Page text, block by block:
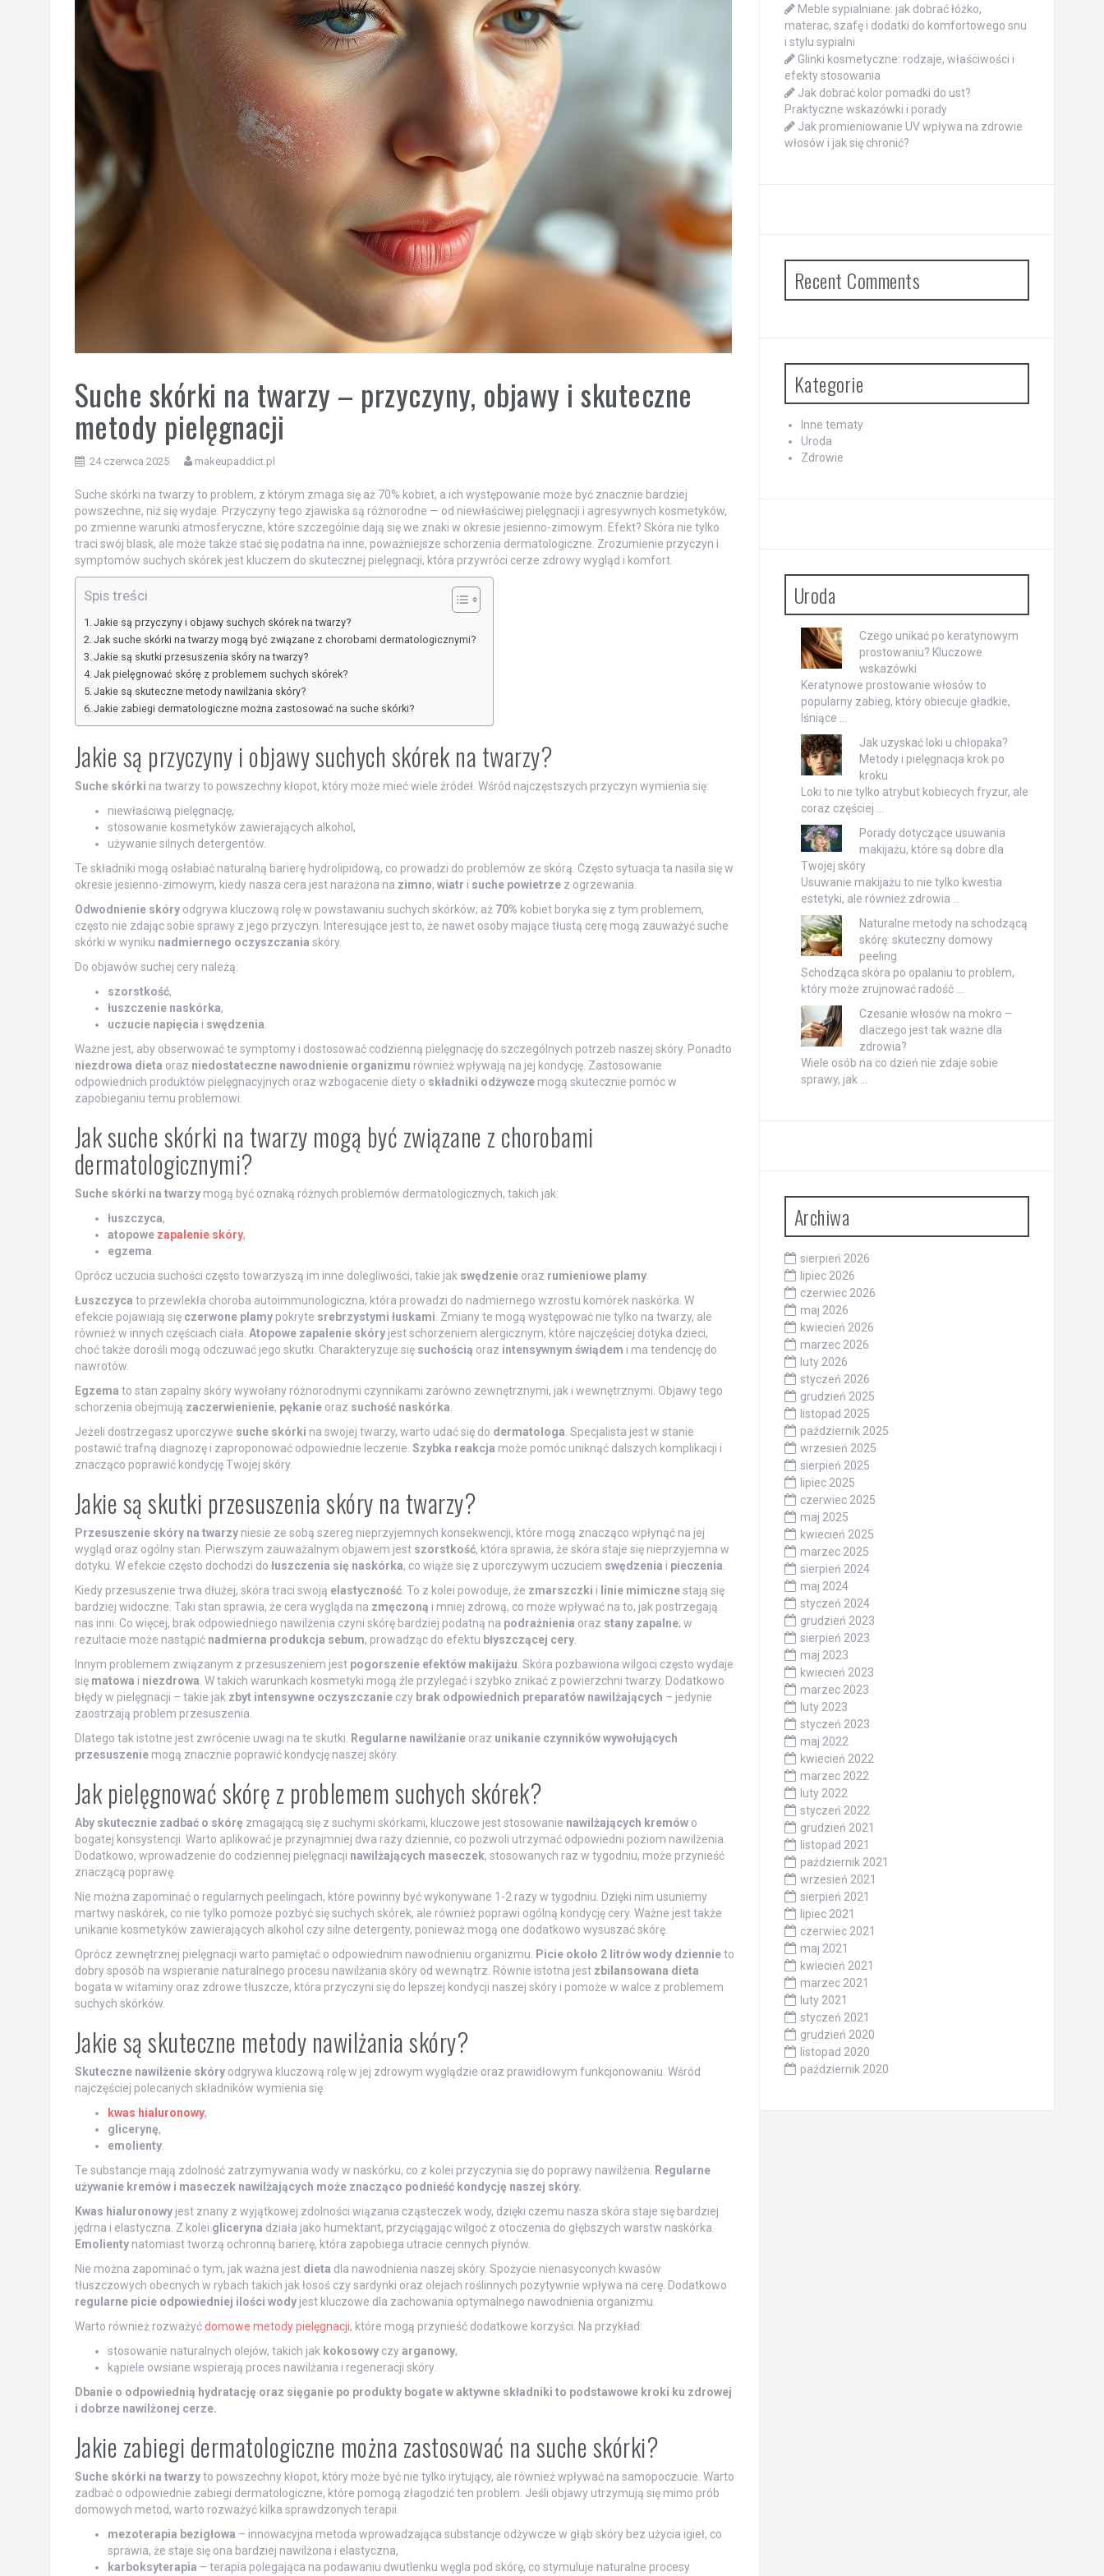
Suche skórki na twarzy – przyczyny, objawy i skuteczne
metody pielęgnacji
24 czerwca 2025 makeupaddict.pl
Suche skórki na twarzy to problem, z którym zmaga się aż 70% kobiet, a ich występowanie może być znacznie bardziej
powszechne, niż się wydaje. Przyczyny tego zjawiska są różnorodne — od niewłaściwej pielęgnacji i agresywnych kosmetyków,
po zmienne warunki atmosferyczne, które szczególnie dają się we znaki w okresie jesienno-zimowym. Efekt? Skóra nie tylko
traci swój blask, ale może także stać się podatna na inne, poważniejsze schorzenia dermatologiczne. Zrozumienie przyczyn i
symptomów suchych skórek jest kluczem do skutecznej pielęgnacji, która przywróci cerze zdrowy wygląd i komfort.
Spis treści
Jakie są przyczyny i objawy suchych skórek na twarzy?
Jak suche skórki na twarzy mogą być związane z chorobami dermatologicznymi?
Jakie są skutki przesuszenia skóry na twarzy?
Jak pielęgnować skórę z problemem suchych skórek?
Jakie są skuteczne metody nawilżania skóry?
Jakie zabiegi dermatologiczne można zastosować na suche skórki?
Jakie są przyczyny i objawy suchych skórek na twarzy?
Suche skórki na twarzy to powszechny kłopot, który może mieć wiele źródeł. Wśród najczęstszych przyczyn wymienia się:
niewłaściwą pielęgnację,
stosowanie kosmetyków zawierających alkohol,
używanie silnych detergentów.
Te składniki mogą osłabiać naturalną barierę hydrolipidową, co prowadzi do problemów ze skórą. Często sytuacja ta nasila się w
okresie jesienno-zimowym, kiedy nasza cera jest narażona na zimno, wiatr i suche powietrzez ogrzewania.
Odwodnienie skóryodgrywa kluczową rolę w powstawaniu suchych skórków; aż 70% kobiet boryka się z tym problemem,
często nie zdając sobie sprawy z jego przyczyn. Interesujące jest to, że nawet osoby mające tłustą cerę mogą zauważyć suche
skórki w wyniku nadmiernego oczyszczania skóry.
Do objawów suchej cery należą:
szorstkość,
łuszczenie naskórka,
uczucie napięcia i swędzenia
Ważne jest, aby obserwować te symptomy i dostosować codzienną pielęgnację do szczególnych potrzeb naszej skóry. Ponadto
niezdrowa dieta oraz niedostateczne nawodnienie organizmu również wpływają na jej kondycję. Zastosowanie
odpowiednich produktów pielęgnacyjnych oraz wzbogacenie diety o składniki odżywczemogą skutecznie pomóc w
zapobieganiu temu problemowi.
Jak suche skórki na twarzy mogą być związane z chorobami
dermatologicznymi?
Suche skórki na twarzymogą być oznaką różnych problemów dermatologicznych, takich jak:
łuszczyca,
atopowe zapalenie skóry,
egzema
Oprócz uczucia suchości często towarzyszą im inne dolegliwości, takie jak swędzenieoraz rumieniowe plamy.
Łuszczyca to przewlekła choroba autoimmunologiczna, która prowadzi do nadmiernego wzrostu komórek naskórka. W
efekcie pojawiają się czerwone plamypokryte srebrzystymi łuskami . Zmiany te mogą występować nie tylko na twarzy, ale
również w innych częściach ciała. Atopowe zapalenie skóryjest schorzeniem alergicznym, które najczęściej dotyka dzieci,
choć także dorośli mogą odczuwać jego skutki. Charakteryzuje się suchością oraz intensywnym świądem i ma tendencję do
nawrotów.
Egzema to stan zapalny skóry wywołany różnorodnymi czynnikami zarówno zewnętrznymi, jak i wewnętrznymi. Objawy tego
schorzenia obejmują zaczerwienienie, pękanieoraz suchość naskórka
Jeżeli dostrzegasz uporczywe suche skórki na swojej twarzy, warto udać się do dermatologa . Specjalista jest w stanie
postawić trafną diagnozę i zaproponować odpowiednie leczenie. Szybka reakcja może pomóc uniknąć dalszych komplikacji i
znacząco poprawić kondycję Twojej skóry.
Jakie są skutki przesuszenia skóry na twarzy?
Przesuszenie skóry na twarzyniesie ze sobą szereg nieprzyjemnych konsekwencji, które mogą znacząco wpłynąć na jej
wygląd oraz ogólny stan. Pierwszym zauważalnym objawem jest szorstkość, która sprawia, że skóra staje się nieprzyjemna w
dotyku. W efekcie często dochodzi do łuszczenia się naskórka, co wiąże się z uporczywym uczuciem swędzenia i pieczenia
Kiedy przesuszenie trwa dłużej, skóra traci swoją elastyczność. To z kolei powoduje, że zmarszczki i linie mimicznestają się
bardziej widoczne. Taki stan sprawia, że cera wygląda na zmęczoną i mniej zdrową, co może wpływać na to, jak postrzegają
nas inni. Co więcej, brak odpowiedniego nawilżenia czyni skórę bardziej podatną na podrażnienia oraz stany zapalne; w
rezultacie może nastąpić nadmierna produkcja sebum, prowadząc do efektu błyszczącej cery.
Innym problemem związanym z przesuszeniem jest pogorszenie efektów makijażu . Skóra pozbawiona wilgoci często wydaje
się matowa i niezdrowa . W takich warunkach kosmetyki mogą źle przylegać i szybko znikać z powierzchni twarzy. Dodatkowo
błędy w pielęgnacji – takie jak zbyt intensywne oczyszczanieczy brak odpowiednich preparatów nawilżających – jedynie
zaostrzają problem przesuszenia.
Dlatego tak istotne jest zwrócenie uwagi na te skutki. Regularne nawilżanieoraz unikanie czynników wywołujących
przesuszeniemogą znacznie poprawić kondycję naszej skóry.
Jak pielęgnować skórę z problemem suchych skórek?
Aby skutecznie zadbać o skórę zmagającą się z suchymi skórkami, kluczowe jest stosowanie nawilżających kremówo
bogatej konsystencji. Warto aplikować je przynajmniej dwa razy dziennie, co pozwoli utrzymać odpowiedni poziom nawilżenia.
Dodatkowo, wprowadzenie do codziennej pielęgnacji nawilżających maseczek, stosowanych raz w tygodniu, może przynieść
znaczącą poprawę.
Nie można zapominać o regularnych peelingach, które powinny być wykonywane 1-2 razy w tygodniu. Dzięki nim usuniemy
martwy naskórek, co nie tylko pomoże pozbyć się suchych skórek, ale również poprawi ogólną kondycję cery. Ważne jest także
unikanie kosmetyków zawierających alkohol czy silne detergenty, ponieważ mogą one dodatkowo wysuszać skórę.
Oprócz zewnętrznej pielęgnacji warto pamiętać o odpowiednim nawodnieniu organizmu. Picie około 2 litrów wody dziennieto
dobry sposób na wspieranie naturalnego procesu nawilżania skóry od wewnątrz. Równie istotna jest zbilansowana dieta
bogata w witaminy oraz zdrowe tłuszcze, która przyczyni się do lepszej kondycji naszej skóry i pomoże w walce z problemem
suchych skórków.
Jakie są skuteczne metody nawilżania skóry?
Skuteczne nawilżenie skóryodgrywa kluczową rolę w jej zdrowym wyglądzie oraz prawidłowym funkcjonowaniu. Wśród
najczęściej polecanych składników wymienia się:
kwas hialuronowy,
glicerynę,
emolienty.
Te substancje mają zdolność zatrzymywania wody w naskórku, co z kolei przyczynia się do poprawy nawilżenia. Regularne
używanie kremów i maseczek nawilżających może znacząco podnieść kondycję naszej skóry.
Kwas hialuronowyjest znany z wyjątkowej zdolności wiązania cząsteczek wody, dzięki czemu nasza skóra staje się bardziej
jędrna i elastyczna. Z kolei gliceryna działa jako humektant, przyciągając wilgoć z otoczenia do głębszych warstw naskórka.
Emolientynatomiast tworzą ochronną barierę, która zapobiega utracie cennych płynów.
Nie można zapominać o tym, jak ważna jest dieta dla nawodnienia naszej skóry. Spożycie nienasyconych kwasów
tłuszczowych obecnych w rybach takich jak łosoś czy sardynki oraz olejach roślinnych pozytywnie wpływa na cerę. Dodatkowo
regularne picie odpowiedniej ilości wodyjest kluczowe dla zachowania optymalnego nawodnienia organizmu.
Warto również rozważyćdomowe metody pielęgnacji, które mogą przynieść dodatkowe korzyści. Na przykład:
stosowanie naturalnych olejów, takich jak kokosowyczyarganowy,
kąpiele owsiane wspierają proces nawilżania i regeneracji skóry.
Dbanie o odpowiednią hydratację oraz sięganie po produkty bogate w aktywne składniki to podstawowe kroki ku zdrowej
i dobrze nawilżonej cerze.
Jakie zabiegi dermatologiczne można zastosować na suche skórki?
Suche skórki na twarzyto powszechny kłopot, który może być nie tylko irytujący, ale również wpływać na samopoczucie. Warto
zadbać o odpowiednie zabiegi dermatologiczne, które pomogą złagodzić ten problem. Jeśli objawy utrzymują się mimo prób
domowych metod, warto rozważyć kilka sprawdzonych terapii.
mezoterapia bezigłowa – innowacyjna metoda wprowadzająca substancje odżywcze w głąb skóry bez użycia igieł, co
sprawia, że staje się ona bardziej nawilżona i elastyczna,
karboksyterapia – terapia polegająca na podawaniu dwutlenku węgla pod skórę, co stymuluje naturalne procesy
Meble sypialniane: jak dobrać łóżko,
materac, szafę i dodatki do komfortowego snu
i stylu sypialni
Glinki kosmetyczne: rodzaje, właściwości i
efekty stosowania
Jak dobrać kolor pomadki do ust?
Praktyczne wskazówki i porady
Jak promieniowanie UV wpływa na zdrowie
włosów i jak się chronić?
Recent Comments
Kategorie
Inne tematy
Uroda
Zdrowie
Uroda
Czego unikać po keratynowym
prostowaniu? Kluczowe
wskazówki
Keratynowe prostowanie włosów to
popularny zabieg, który obiecuje gładkie,
lśniące …
Jak uzyskać loki u chłopaka?
Metody i pielęgnacja krok po
kroku
Loki to nie tylko atrybut kobiecych fryzur, ale
coraz częściej …
Porady dotyczące usuwania
makijażu, które są dobre dla
Twojej skóry
Usuwanie makijażu to nie tylko kwestia
estetyki, ale również zdrowia …
Naturalne metody na schodzącą
skórę: skuteczny domowy
peeling
Schodząca skóra po opalaniu to problem,
który może zrujnować radość …
Czesanie włosów na mokro –
dlaczego jest tak ważne dla
zdrowia?
Wiele osób na co dzień nie zdaje sobie
sprawy, jak …
Archiwa
sierpień 2026
lipiec 2026
czerwiec 2026
maj 2026
kwiecień 2026
marzec 2026
luty 2026
styczeń 2026
grudzień 2025
listopad 2025
październik 2025
wrzesień 2025
sierpień 2025
lipiec 2025
czerwiec 2025
maj 2025
kwiecień 2025
marzec 2025
sierpień 2024
maj 2024
styczeń 2024
grudzień 2023
sierpień 2023
maj 2023
kwiecień 2023
marzec 2023
luty 2023
styczeń 2023
maj 2022
kwiecień 2022
marzec 2022
luty 2022
styczeń 2022
grudzień 2021
listopad 2021
październik 2021
wrzesień 2021
sierpień 2021
lipiec 2021
czerwiec 2021
maj 2021
kwiecień 2021
marzec 2021
luty 2021
styczeń 2021
grudzień 2020
listopad 2020
październik 2020